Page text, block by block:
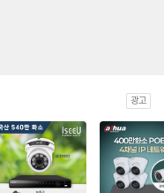
광고